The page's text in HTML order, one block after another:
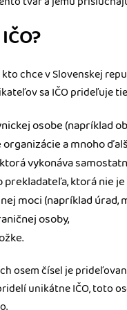
kto chce v Slovenskej
sa IČO prideľuje
osobe (napríklad
a mnoho
vykonáva
prekladateľa, ktorá nie
moci (napríklad úrad,
osoby,
osem čísel je
unikátne IČO, toto